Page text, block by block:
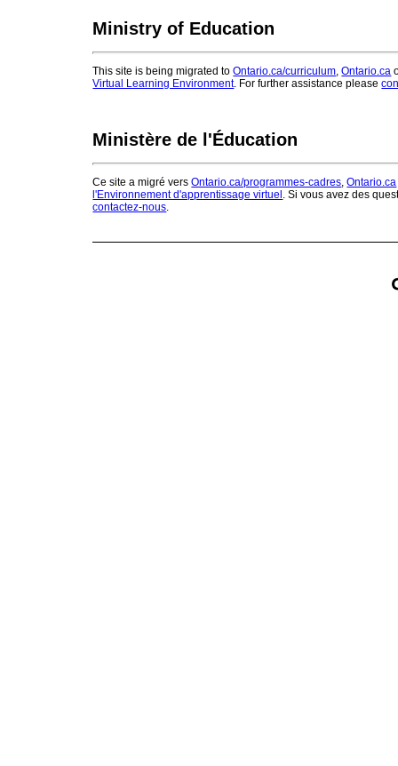
Ministry of Education
This site is being migrated toOntario.ca/curriculum ,Ontario.ca
Virtual Learning Environment. For further assistance please
Ministère de l'Éducation
Ce site a migré versOntario.ca/programmes-cadres ,Ontario.ca
l'Environnement d'apprentissage virtuel . Si vous avez des
contactez-nous